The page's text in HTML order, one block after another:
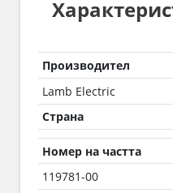
Производител
Lamb Electric
Страна
Номер на частта
119781-00